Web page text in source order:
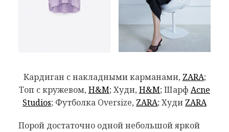
Кардиган с накладными карманами, ZARA;
Топ с кружевом, H&M; Худи, H&M; Шарф Acne
Studios; Футболка Oversize, ZARA; Худи ZARA
Порой достаточно одной небольшой яркой